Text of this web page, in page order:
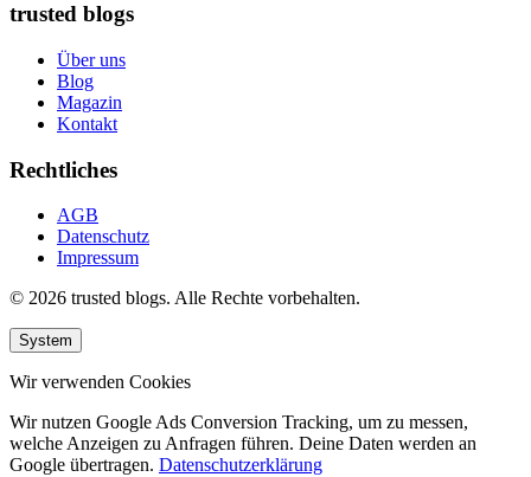
trusted blogs
Über uns
Blog
Magazin
Kontakt
Rechtliches
AGB
Datenschutz
Impressum
© 2026 trusted blogs. Alle Rechte vorbehalten.
System
Wir verwenden Cookies
Wir nutzen Google Ads Conversion Tracking, um zu messen,
welche Anzeigen zu Anfragen führen. Deine Daten werden an
Google übertragen. Datenschutzerklärung